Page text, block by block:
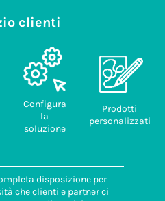
clienti
Configura
la
soluzione
Prodotti
personalizzati
disposizione per
che clienti e partner ci